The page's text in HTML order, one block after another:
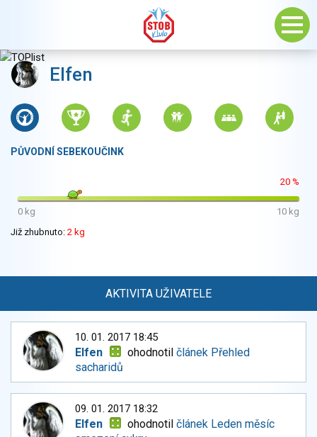
Elfen
PŮVODNÍ SEBEKOUČINK
20 %
0 kg
10 kg
Již zhubnuto: 2 kg
AKTIVITA UŽIVATELE
10. 01. 2017 18:45
Elfen ohodnotilčlánek Přehled
sacharidů
09. 01. 2017 18:32
Elfen ohodnotilčlánek Leden měsíc